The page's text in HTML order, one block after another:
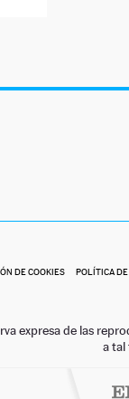
DE COOKIES POLÍTICA
expresa de las
a tal